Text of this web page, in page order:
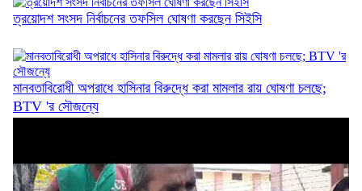
দিরাইয়ে ৪০০ পিস ইয়াবাসহ কুখ্যাত মাদক কারবারি...
ত্রয়োদশ সংসদ নির্বাচনের তফসিল ঘোষণা করছেন সিইসি
মানবতাবিরোধী অপরাধে হাসিনার বিরুদ্ধে করা মামলার রায় ঘোষণা চলছে;
BTV 'র সৌজন্যে